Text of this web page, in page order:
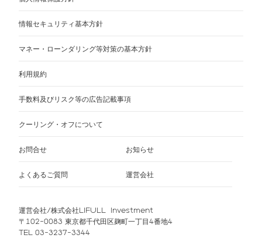
情報セキュリティ基本方針
マネー・ローンダリング等対策の基本方針
利用規約
手数料及びリスク等の広告記載事項
クーリング・オフについて
お問合せ お知らせ
よくあるご質問 運営会社
運営会社/株式会社LIFULL Investment
〒102-0083 東京都千代田区麹町一丁目4番地4
TEL 03-3237-3344